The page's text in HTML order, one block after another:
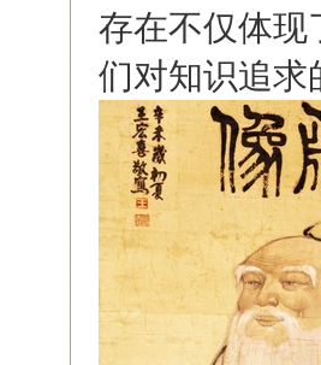
存在不仅体现
们对知识追求